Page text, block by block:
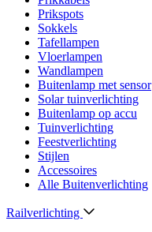
Prikspots
Sokkels
Tafellampen
Vloerlampen
Wandlampen
Buitenlamp met sensor
Solar tuinverlichting
Buitenlamp op accu
Tuinverlichting
Feestverlichting
Stijlen
Accessoires
Alle Buitenverlichting
Railverlichting